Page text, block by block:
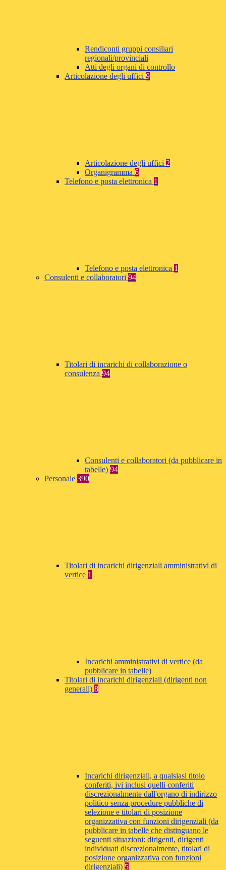
Rendiconti gruppi consiliari
regionali/provinciali
Atti degli organi di controllo
Articolazione degli uffici 9
Articolazione degli uffici 2
Organigramma 6
Telefono e posta elettronica 1
Telefono e posta elettronica 1
Consulenti e collaboratori 94
Titolari di incarichi di collaborazione o
consulenza 94
Consulenti e collaboratori (da pubblicare in
tabelle) 94
Personale 390
Titolari di incarichi dirigenziali amministrativi di
vertice 1
Incarichi amministrativi di vertice (da
pubblicare in tabelle)
Titolari di incarichi dirigenziali (dirigenti non
generali) 8
Incarichi dirigenziali, a qualsiasi titolo
conferiti, ivi inclusi quelli conferiti
discrezionalmente dall'organo di indirizzo
politico senza procedure pubbliche di
selezione e titolari di posizione
organizzativa con funzioni dirigenziali (da
pubblicare in tabelle che distinguano le
seguenti situazioni: dirigenti, dirigenti
individuati discrezionalmente, titolari di
posizione organizzativa con funzioni
dirigenziali) 5